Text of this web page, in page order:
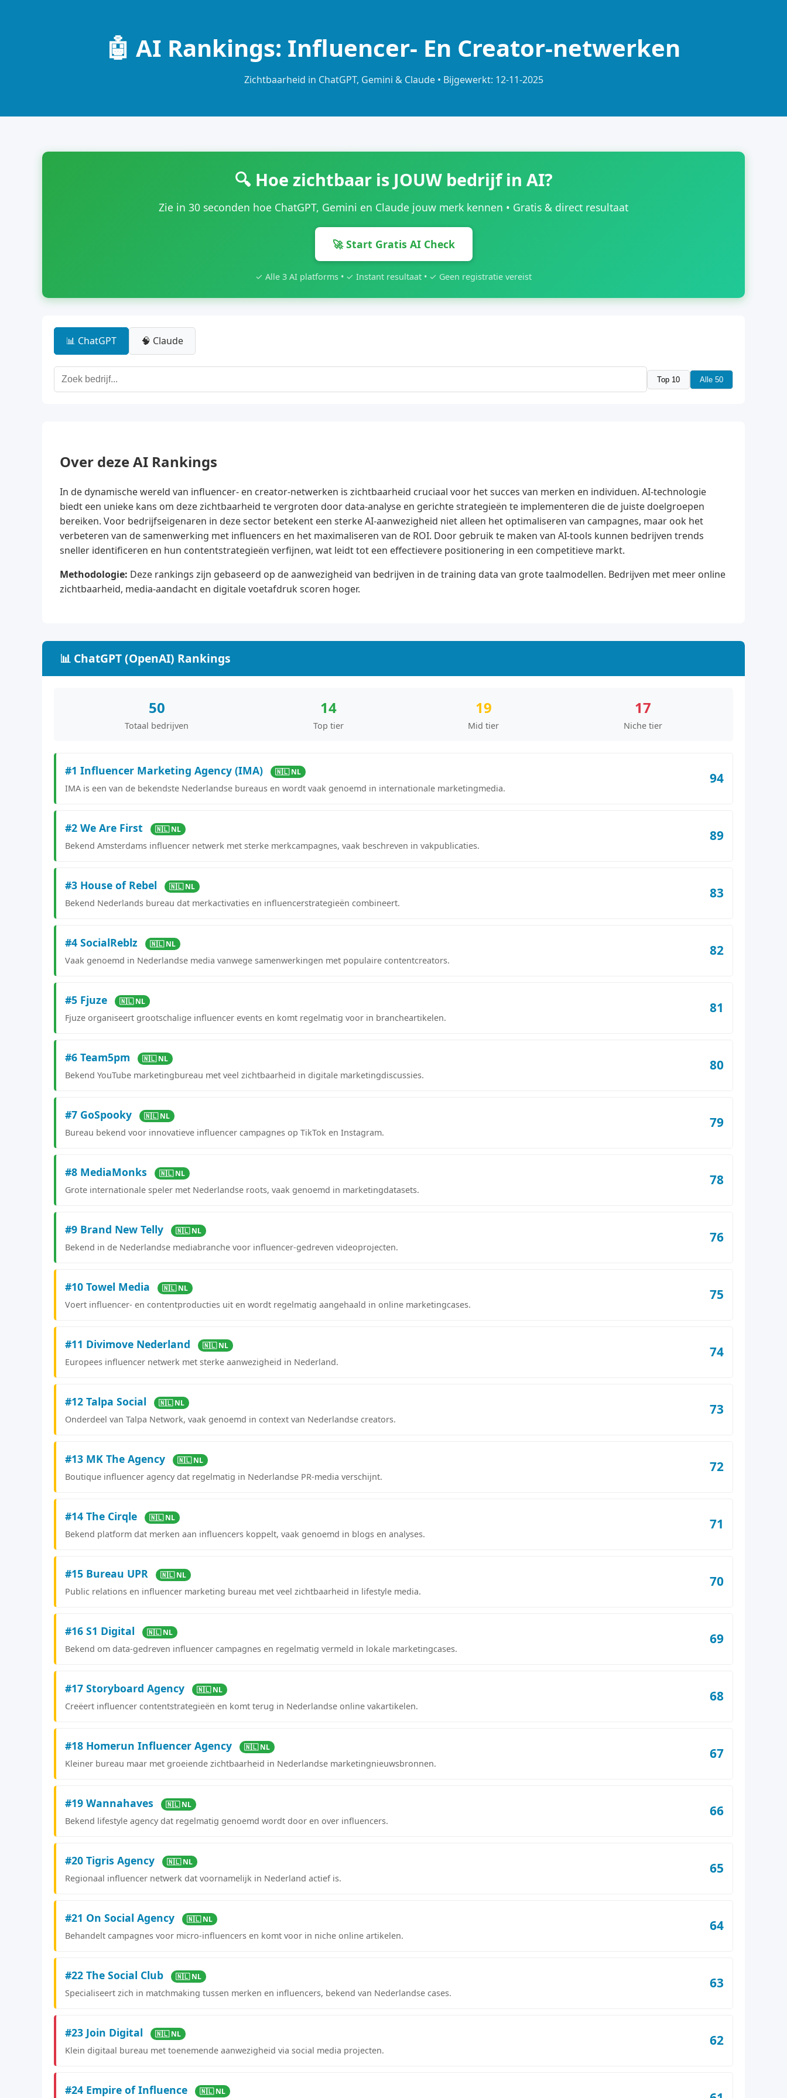
🤖 AI Rankings: Influencer- En Creator-netwerken
Zichtbaarheid in ChatGPT, Gemini & Claude • Bijgewerkt: 12-11-2025
🔍 Hoe zichtbaar is JOUW bedrijf in AI?
Zie in 30 seconden hoe ChatGPT, Gemini en Claude jouw merk kennen • Gratis & direct resultaat
🚀 Start Gratis AI Check
✓ Alle 3 AI platforms • ✓ Instant resultaat • ✓ Geen registratie vereist
📊 ChatGPT 🧠 Claude
Top 10 Alle 50
Over deze AI Rankings
In de dynamische wereld van influencer- en creator-netwerken is zichtbaarheid cruciaal voor het succes van merken en individuen. AI-technologie
biedt een unieke kans om deze zichtbaarheid te vergroten door data-analyse en gerichte strategieën te implementeren die de juiste doelgroepen
bereiken. Voor bedrijfseigenaren in deze sector betekent een sterke AI-aanwezigheid niet alleen het optimaliseren van campagnes, maar ook het
verbeteren van de samenwerking met influencers en het maximaliseren van de ROI. Door gebruik te maken van AI-tools kunnen bedrijven trends
sneller identificeren en hun contentstrategieën verfijnen, wat leidt tot een effectievere positionering in een competitieve markt.
Methodologie: Deze rankings zijn gebaseerd op de aanwezigheid van bedrijven in de training data van grote taalmodellen. Bedrijven met meer online
zichtbaarheid, media-aandacht en digitale voetafdruk scoren hoger.
📊 ChatGPT (OpenAI) Rankings
50
Totaal bedrijven
14
Top tier
19
Mid tier
17
Niche tier
#1 Influencer Marketing Agency (IMA) 🇳🇱 NL
IMA is een van de bekendste Nederlandse bureaus en wordt vaak genoemd in internationale marketingmedia.
94
#2 We Are First 🇳🇱 NL
Bekend Amsterdams influencer netwerk met sterke merkcampagnes, vaak beschreven in vakpublicaties.
89
#3 House of Rebel 🇳🇱 NL
Bekend Nederlands bureau dat merkactivaties en influencerstrategieën combineert.
83
#4 SocialReblz 🇳🇱 NL
Vaak genoemd in Nederlandse media vanwege samenwerkingen met populaire contentcreators.
82
#5 Fjuze 🇳🇱 NL
Fjuze organiseert grootschalige influencer events en komt regelmatig voor in brancheartikelen.
81
#6 Team5pm 🇳🇱 NL
Bekend YouTube marketingbureau met veel zichtbaarheid in digitale marketingdiscussies.
80
#7 GoSpooky 🇳🇱 NL
Bureau bekend voor innovatieve influencer campagnes op TikTok en Instagram.
79
#8 MediaMonks 🇳🇱 NL
Grote internationale speler met Nederlandse roots, vaak genoemd in marketingdatasets.
78
#9 Brand New Telly 🇳🇱 NL
Bekend in de Nederlandse mediabranche voor influencer-gedreven videoprojecten.
76
#10 Towel Media 🇳🇱 NL
Voert influencer- en contentproducties uit en wordt regelmatig aangehaald in online marketingcases.
75
#11 Divimove Nederland 🇳🇱 NL
Europees influencer netwerk met sterke aanwezigheid in Nederland.
74
#12 Talpa Social 🇳🇱 NL
Onderdeel van Talpa Network, vaak genoemd in context van Nederlandse creators.
73
#13 MK The Agency 🇳🇱 NL
Boutique influencer agency dat regelmatig in Nederlandse PR-media verschijnt.
72
#14 The Cirqle 🇳🇱 NL
Bekend platform dat merken aan influencers koppelt, vaak genoemd in blogs en analyses.
71
#15 Bureau UPR 🇳🇱 NL
Public relations en influencer marketing bureau met veel zichtbaarheid in lifestyle media.
70
#16 S1 Digital 🇳🇱 NL
Bekend om data-gedreven influencer campagnes en regelmatig vermeld in lokale marketingcases.
69
#17 Storyboard Agency 🇳🇱 NL
Creëert influencer contentstrategieën en komt terug in Nederlandse online vakartikelen.
68
#18 Homerun Influencer Agency 🇳🇱 NL
Kleiner bureau maar met groeiende zichtbaarheid in Nederlandse marketingnieuwsbronnen.
67
#19 Wannahaves 🇳🇱 NL
Bekend lifestyle agency dat regelmatig genoemd wordt door en over influencers.
66
#20 Tigris Agency 🇳🇱 NL
Regionaal influencer netwerk dat voornamelijk in Nederland actief is.
65
#21 On Social Agency 🇳🇱 NL
Behandelt campagnes voor micro-influencers en komt voor in niche online artikelen.
64
#22 The Social Club 🇳🇱 NL
Specialiseert zich in matchmaking tussen merken en influencers, bekend van Nederlandse cases.
63
#23 Join Digital 🇳🇱 NL
Klein digitaal bureau met toenemende aanwezigheid via social media projecten.
62
#24 Empire of Influence 🇳🇱 NL